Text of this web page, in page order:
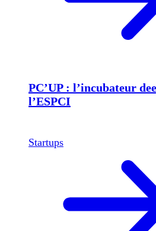
PC’UP : l’incubateur
l’ESPCI
Startups